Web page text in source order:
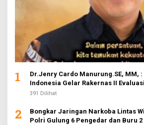
1
Dr.Jenry Cardo Manurung.SE, MM,
Indonesia Gelar Rakernas II
391 Dilihat
2
Bongkar Jaringan Narkoba Lintas
Polri Gulung 6 Pengedar dan Buru 2